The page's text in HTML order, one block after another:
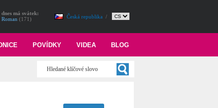
Česká republika /
dnes má svátek:
Roman (171)
BLOG
VIDEA
POVÍDKY